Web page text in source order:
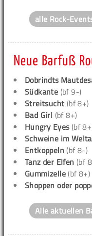
alle Rock-
Neue Barfuß
Dobrindts
Südkante (bf 9-)
Streitsucht (bf 8+)
Bad Girl (bf 8+)
Hungry Eyes(bf
Schweine im
Entkoppeln (bf 8-)
Tanz der Elfen (bf
Gummizelle (bf 8+)
Shoppen oder
Alle aktuellen